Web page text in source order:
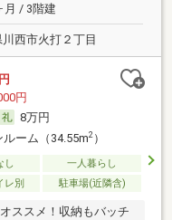
月 / 3階建
西市火打２丁目
円
8万円
ルーム（34.55m2）
し
一人暮らし
レ別 駐車場(近隣含)
ススメ！収納もバッチ